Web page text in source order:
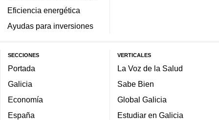
Eficiencia energética
Ayudas para inversiones
SECCIONES
Portada
Galicia
Economía
España
VERTICALES
La Voz de la Salud
Sabe Bien
Global Galicia
Estudiar en Galicia